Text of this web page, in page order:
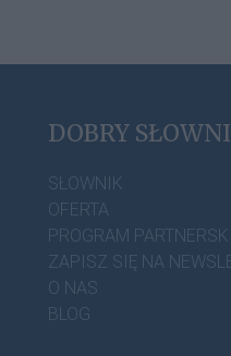
DOBRY
SŁOWNIK
OFERTA
PROGRAM PARTNERSKI
ZAPISZ SIĘ NA
O NAS
BLOG